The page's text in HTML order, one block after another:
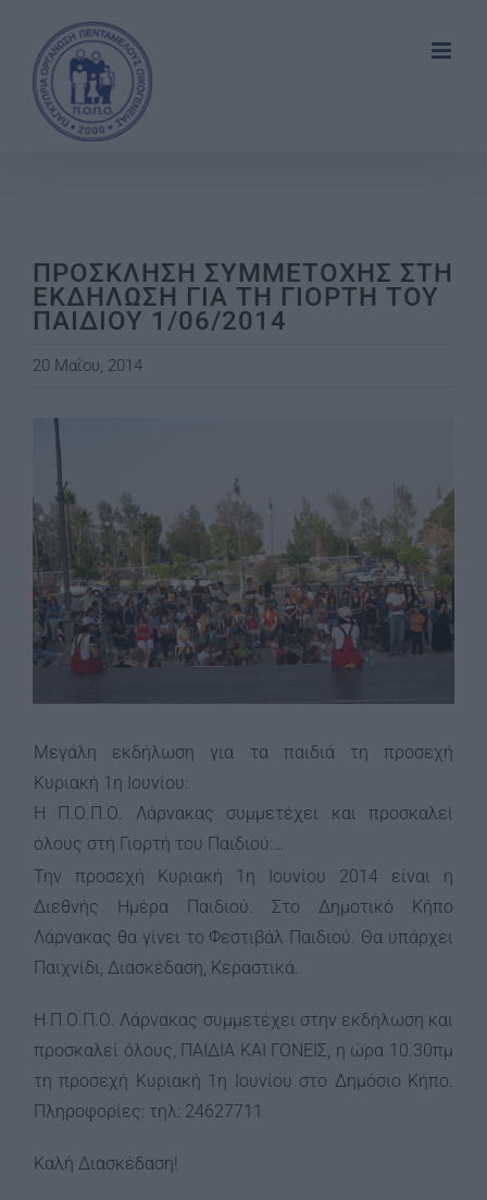
content
ΠΡΟΣΚΛΗΣΗ ΣΥΜΜΕΤΟΧΗΣ ΣΤΗ
ΕΚΔΗΛΩΣΗ ΓΙΑ ΤΗ ΓΙΟΡΤΗ ΤΟΥ
ΠΑΙΔΙΟΥ 1/06/2014
20 Μαΐου, 2014
View
Image
Μεγάλη εκδήλωση για τα παιδιά τη προσεχή
Κυριακή 1η Ιουνίου:
Η Π.Ο.Π.Ο. Λάρνακας συμμετέχει και προσκαλεί
όλους στη Γιορτή του Παιδιού:…
Την προσεχή Κυριακή 1η Ιουνίου 2014 είναι η
Διεθνής Ημέρα Παιδιού. Στο Δημοτικό Κήπο
Λάρνακας θα γίνει το Φεστιβάλ Παιδιού. Θα υπάρχει
Παιχνίδι, Διασκέδαση, Κεραστικά.
Η Π.Ο.Π.Ο. Λάρνακας συμμετέχει στην εκδήλωση και
προσκαλεί όλους, ΠΑΙΔΙΑ ΚΑΙ ΓΟΝΕΙΣ, η ώρα 10.30πμ
τη προσεχή Κυριακή 1η Ιουνίου στο Δημόσιο Κήπο.
Πληροφορίες: τηλ: 24627711
Καλή Διασκέδαση!